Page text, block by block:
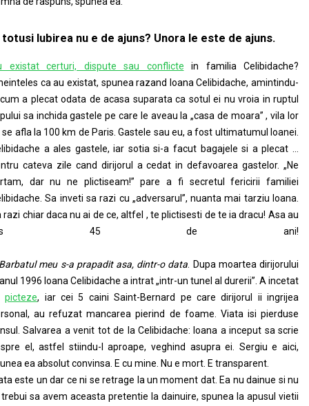
totusi Iubirea nu e de ajuns? Unora le este de ajuns.
existat certuri, dispute sau conflicte in familia Celibidache?
ca au existat, spunea razand Ioana Celibidache, amintindu-
a plecat odata de acasa suparata ca sotul ei nu vroia in ruptul
sa inchida gastele pe care le aveau la „casa de moara” , vila lor
se afla la 100 km de Paris. Gastele sau eu, a fost ultimatumul Ioanei.
a ales gastele, iar sotia si-a facut bagajele si a plecat …
cateva zile cand dirijorul a cedat in defavoarea gastelor. „Ne
dar nu ne plictiseam!” pare a fi secretul fericirii familiei
Sa inveti sa razi cu „adversarul”, nuanta mai tarziu Ioana.
razi chiar daca nu ai de ce, altfel , te plictisesti de te ia dracu! Asa au
45 de ani!
meu s-a prapadit asa, dintr-o data . Dupa moartea dirijorului
1996 Ioana Celibidache a intrat „intr-un tunel al durerii”. A incetat
picteze, iar cei 5 caini Saint-Bernard pe care dirijorul ii ingrijea
au refuzat mancarea pierind de foame. Viata isi pierduse
Salvarea a venit tot de la Celibidache: Ioana a inceput sa scrie
el, astfel stiindu-l aproape, veghind asupra ei. Sergiu e aici,
ea absolut convinsa. E cu mine. Nu e mort. E transparent.
este un dar ce ni se retrage la un moment dat. Ea nu dainue si nu
sa avem aceasta pretentie la dainuire, spunea la apusul vietii